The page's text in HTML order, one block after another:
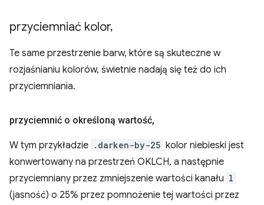
przyciemniać kolor,
Te same przestrzenie barw, które są skuteczne w
rozjaśnianiu kolorów, świetnie nadają się też do ich
przyciemniania.
przyciemnić o określoną wartość,
W tym przykładzie .darken-by-25 kolor niebieski jest
konwertowany na przestrzeń OKLCH, a następnie
przyciemniany przez zmniejszenie wartości kanału l
(jasność) o 25% przez pomnożenie tej wartości przez